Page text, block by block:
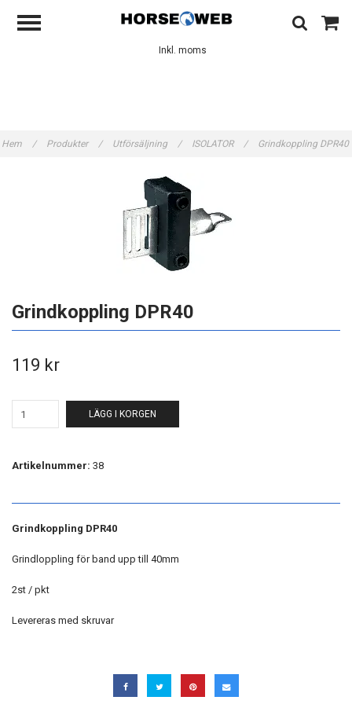
Inkl. moms
Hem / Produkter / Utförsäljning / ISOLATOR / Grindkoppling DPR40
Grindkoppling DPR40
119 kr
LÄGG I KORGEN
Artikelnummer: 38
Grindkoppling DPR40
Grindloppling för band upp till 40mm
2st / pkt
Levereras med skruvar